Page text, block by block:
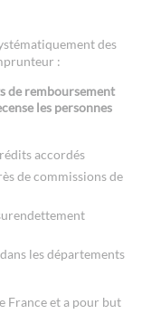
des
:
de remboursement
les personnes
accordés
de commissions de
les départements
France et a pour but